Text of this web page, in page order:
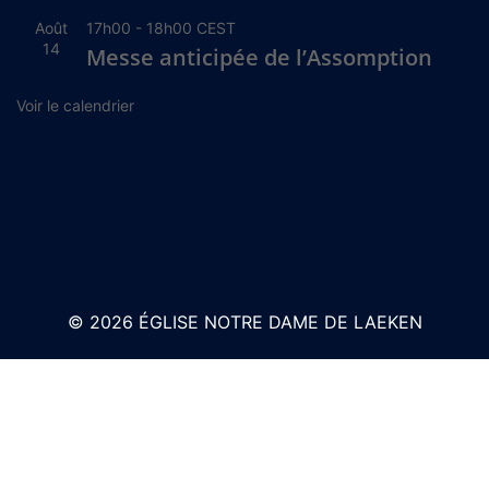
Août
14
17h00 - 18h00 CEST
Messe anticipée de l’Assomption
Voir le calendrier
© 2026 ÉGLISE NOTRE DAME DE LAEKEN